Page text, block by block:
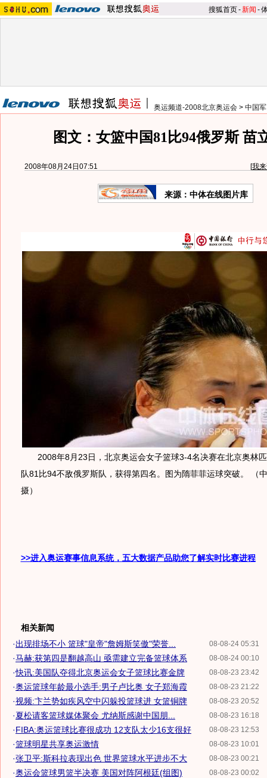
搜狐首页-新闻 -
奥运频道-2008北京奥运会 > 中国
图文：女篮中国81比94俄罗斯 苗
2008年08月24日07:51 [我
来源：中体在线图片库
2008年8月23日，北京奥运会女子篮球3-4名决赛在北京奥林匹
队81比94不敌俄罗斯队，获得第四名。图为隋菲菲运球突破。 （
摄）
>>进入奥运赛事信息系统，五大数据产品助您了解实时比赛进程
相关新闻
08-08-24 05:31
·出现排场不小 篮球"皇帝"詹姆斯笑傲"荣誉...
08-08-24 00:10
·马赫:获第四是翻越高山 亟需建立完备篮球体系
08-08-23 23:42
·快讯:美国队夺得北京奥运会女子篮球比赛金牌
08-08-23 21:22
·奥运篮球年龄最小选手:男子卢比奥 女子郑海霞
08-08-23 20:52
·视频:卞兰势如疾风空中闪躲投篮球进 女篮铜牌
08-08-23 16:18
·夏松请客篮球媒体聚会 尤纳斯感谢中国朋...
08-08-23 12:53
·FIBA:奥运篮球比赛很成功 12支队太少16支很好
08-08-23 10:01
·篮球明星共享奥运激情
08-08-23 00:21
·张卫平:斯科拉表现出色 世界篮球水平进步不大
08-08-23 00:02
·奥运会篮球男篮半决赛 美国对阵阿根廷(组图)